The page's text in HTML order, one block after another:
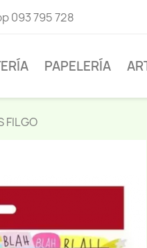
093 795 728
PAPELERÍA
FILGO